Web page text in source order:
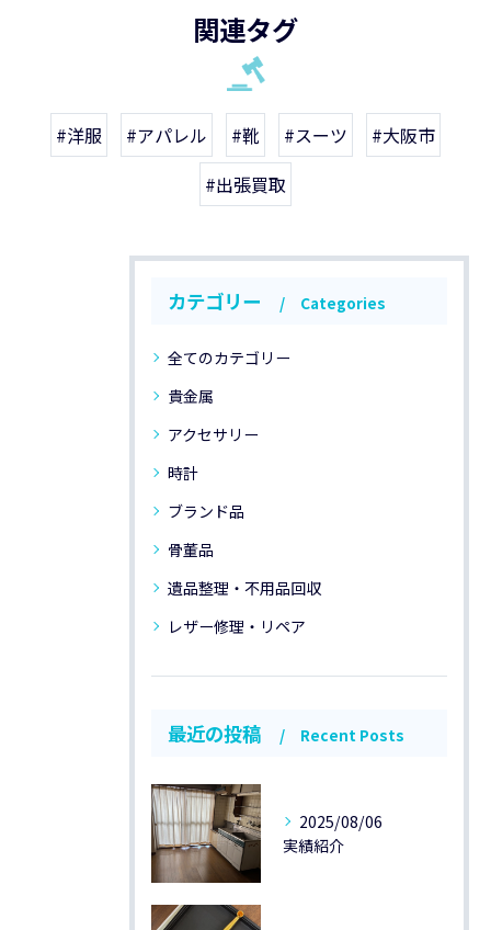
関連タグ
#洋服 #アパレル #靴 #スーツ
#大阪市
#出張買取
カテゴリー Categories
全てのカテゴリー
貴金属
アクセサリー
時計
ブランド品
骨董品
遺品整理・不用品回収
レザー修理・リペア
最近の投稿 Recent Posts
2025/08/06
実績紹介